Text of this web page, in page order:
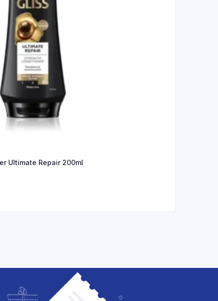
Ultimate Repair 200ml